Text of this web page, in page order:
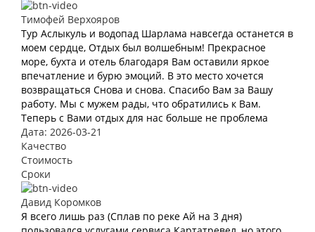
Тимофей Верхояров
Тур Аслыкуль и водопад Шарлама навсегда останется в
моем сердце, Отдых был волшебным! Прекрасное
море, бухта и отель благодаря Вам оставили яркое
впечатление и бурю эмоций. В это место хочется
возвращаться Снова и снова. Спасибо Вам за Вашу
работу. Мы с мужем рады, что обратились к Вам.
Теперь с Вами отдых для нас больше не проблема
Дата: 2026-03-21
Качество
Стоимость
Сроки
Давид Коромков
Я всего лишь раз (Сплав по реке Ай на 3 дня)